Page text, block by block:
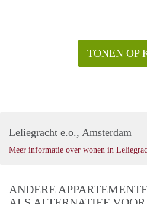
TONEN OP
Leliegracht e.o., Amsterdam
Meer informatie over wonen in
ANDERE